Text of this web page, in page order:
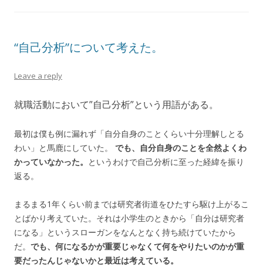
“自己分析”について考えた。
Leave a reply
就職活動において”自己分析”という用語がある。
最初は僕も例に漏れず「自分自身のことくらい十分理解しとる
わい」と馬鹿にしていた。 でも、自分自身のことを全然よくわ
かっていなかった。 というわけで自己分析に至った経緯を振り
返る。
まるまる1年くらい前までは研究者街道をひたすら駆け上がるこ
とばかり考えていた。それは小学生のときから「自分は研究者
になる」というスローガンをなんとなく持ち続けていたから
だ。 でも、何になるかが重要じゃなくて何をやりたいのかが重
要だったんじゃないかと最近は考えている。